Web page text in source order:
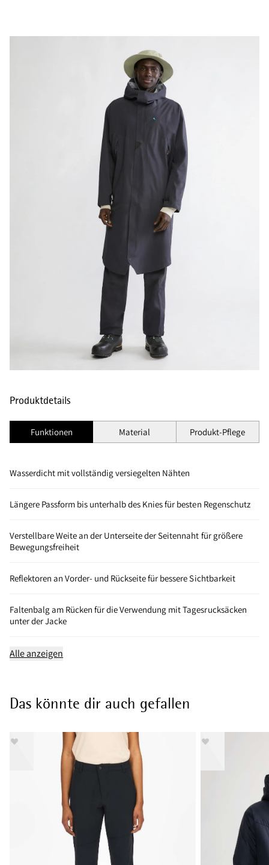
Produktdetails
Funktionen Material Produkt-Pflege
Wasserdicht mit vollständig versiegelten Nähten
Längere Passform bis unterhalb des Knies für besten Regenschutz
Verstellbare Weite an der Unterseite der Seitennaht für größere
Bewegungsfreiheit
Reflektoren an Vorder- und Rückseite für bessere Sichtbarkeit
Faltenbalg am Rücken für die Verwendung mit Tagesrucksäcken
unter der Jacke
Alle anzeigen
Das könnte dir auch gefallen